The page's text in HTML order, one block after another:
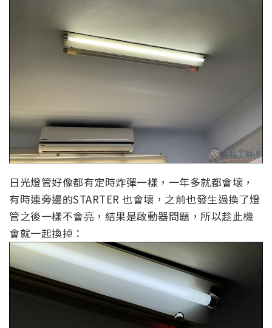
日光燈管好像都有定時炸彈一樣，一年多就都會壞，
有時連旁邊的STARTER 也會壞，之前也發生過換了燈
管之後一樣不會亮，結果是啟動器問題，所以趁此機
會就一起換掉：